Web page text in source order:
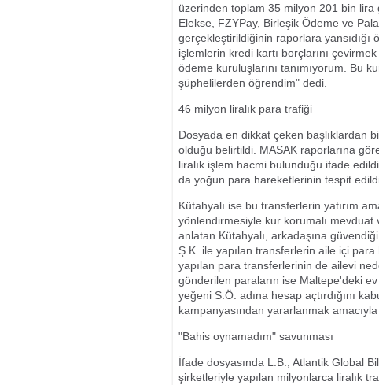
üzerinden toplam 35 milyon 201 bin lira
Elekse, FZYPay, Birleşik Ödeme ve
gerçekleştirildiğinin raporlara
işlemlerin kredi kartı borçlarını
ödeme kuruluşlarını tanımıyorum. Bu
şüphelilerden öğrendim" dedi.
46 milyon liralık para trafiği
Dosyada en dikkat çeken başlıklardan
olduğu belirtildi. MASAK raporlarına
liralık işlem hacmi bulunduğu ifade
da yoğun para hareketlerinin tespit
Kütahyalı ise bu transferlerin yatırım
yönlendirmesiyle kur korumalı mevduat
anlatan Kütahyalı, arkadaşına
Ş.K. ile yapılan transferlerin aile içi
yapılan para transferlerinin de ailevi
gönderilen paraların ise Maltepe'deki ev
yeğeni S.Ö. adına hesap açtırdığını
kampanyasından yararlanmak amacıyla
"Bahis oynamadım" savunması
İfade dosyasında L.B., Atlantik Global
şirketleriyle yapılan milyonlarca liralık